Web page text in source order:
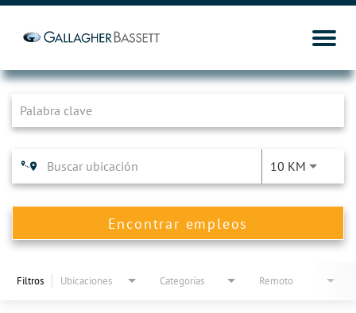
Job Search Page
10 KM
Encontrar empleos
Filtros Ubicaciones Categorías Remoto